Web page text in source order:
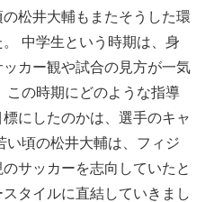
松井大輔もまたそうした環
中学生という時期は、身
カー観や試合の見方が一気
この時期にどのような指導
にしたのかは、選手のキャ
い頃の松井大輔は、フィジ
サッカーを志向していたと
タイルに直結していきまし